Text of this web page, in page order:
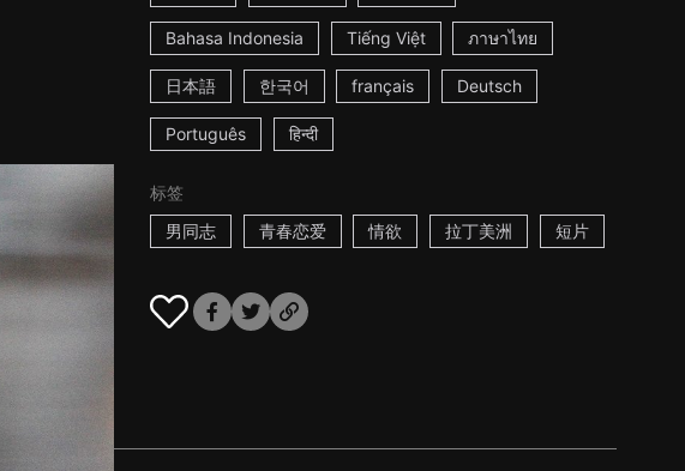
Bahasa Indonesia Tiếng Việt ภาษาไทย
日本語 한국어 français Deutsch
Português हिन्दी
标签
男同志
青春恋爱 情欲 拉丁美洲 短片